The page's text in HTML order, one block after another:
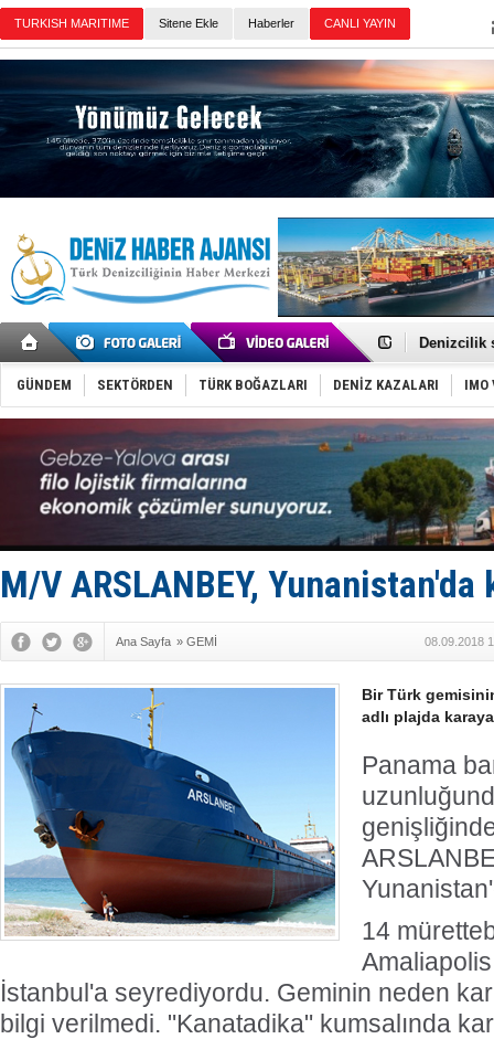
TURKISH MARITIME Sitene Ekle Haberler CANLI YAYIN
Rusya,
Denizcilik
‘14.
Taksi
TÜRKLİM
SOCAR
Dünyanın
Keşfedildi:
Van’da
GÜNDEM SEKTÖRDEN TÜRK BOĞAZLARI DENİZ KAZALARI IMO
M/V ARSLANBEY,
Ana Sayfa » GEMİ 08.09.2018
Bir Türk
adlı plajda
Panama
14
İstanbul'a seyrediyordu. Geminin neden
bilgi verilmedi. "Kanatadika" kumsalında